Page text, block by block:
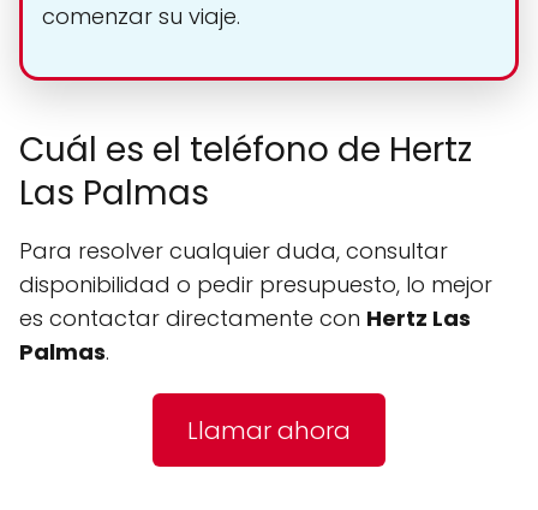
comenzar su viaje.
Cuál es el teléfono de Hertz
Las Palmas
Para resolver cualquier duda, consultar
disponibilidad o pedir presupuesto, lo mejor
es contactar directamente con Hertz Las
Palmas.
Llamar ahora